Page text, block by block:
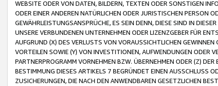
WEBSITE ODER VON DATEN, BILDERN, TEXTEN ODER SONSTIGEN
ODER EINER ANDEREN NATÜRLICHEN ODER JURISTISCHEN PERSON
GEWÄHRLEISTUNGSANSPRÜCHE, ES SEIN DENN, DIESE SIND IN
UNSERE VERBUNDENEN UNTERNEHMEN ODER LIZENZGEBER FÜR
AUFGRUND (X) DES VERLUSTS VON VORAUSSICHTLICHEN
VORTEILEN SOWIE (Y) VON INVESTITIONEN, AUFWENDUNGEN ODER
PARTNERPROGRAMM VORNEHMEN BZW. ÜBERNEHMEN ODER (Z)
BESTIMMUNG DIESES ARTIKELS 7 BEGRÜNDET EINEN AUSSCHLUSS
ZUSICHERUNGEN, DIE NACH DEN ANWENDBAREN GESETZLICHEN